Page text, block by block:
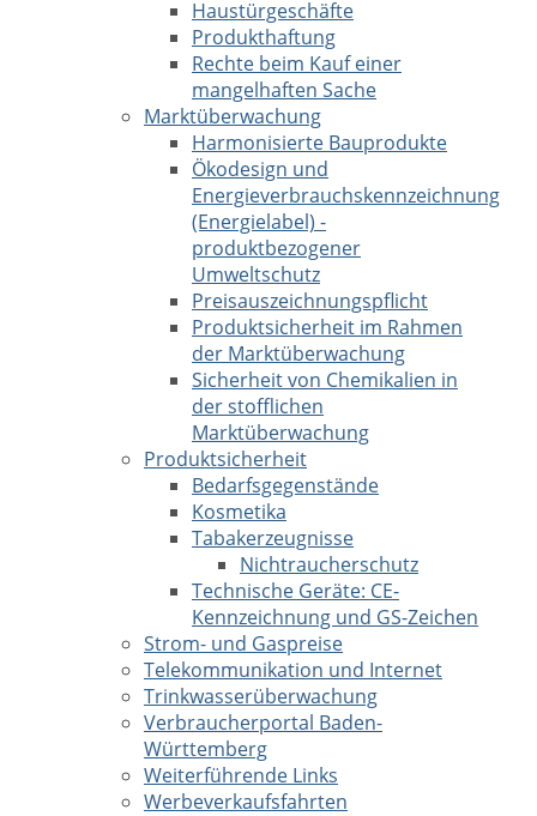
Haustürgeschäfte
Produkthaftung
Rechte beim Kauf einer
mangelhaften Sache
Marktüberwachung
Harmonisierte Bauprodukte
Ökodesign und
Energieverbrauchskennzeichnung
(Energielabel) -
produktbezogener
Umweltschutz
Preisauszeichnungspflicht
Produktsicherheit im Rahmen
der Marktüberwachung
Sicherheit von Chemikalien in
der stofflichen
Marktüberwachung
Produktsicherheit
Bedarfsgegenstände
Kosmetika
Tabakerzeugnisse
Nichtraucherschutz
Technische Geräte: CE-
Kennzeichnung und GS-Zeichen
Strom- und Gaspreise
Telekommunikation und Internet
Trinkwasserüberwachung
Verbraucherportal Baden-
Württemberg
Weiterführende Links
Werbeverkaufsfahrten